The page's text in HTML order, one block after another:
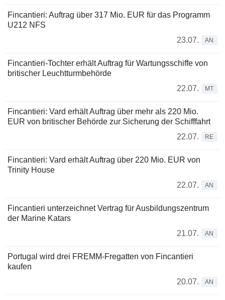
Fincantieri: Auftrag über 317 Mio. EUR für das Programm
U212 NFS
23.07.
AN
Fincantieri-Tochter erhält Auftrag für Wartungsschiffe von
britischer Leuchtturmbehörde
22.07.
MT
Fincantieri: Vard erhält Auftrag über mehr als 220 Mio.
EUR von britischer Behörde zur Sicherung der Schifffahrt
22.07.
RE
Fincantieri: Vard erhält Auftrag über 220 Mio. EUR von
Trinity House
22.07.
AN
Fincantieri unterzeichnet Vertrag für Ausbildungszentrum
der Marine Katars
21.07.
AN
Portugal wird drei FREMM-Fregatten von Fincantieri
kaufen
20.07.
AN